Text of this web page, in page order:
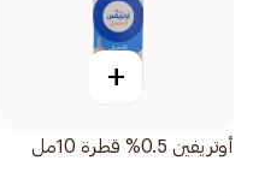
+
أوتريفين 0.5% قطرة 10مل